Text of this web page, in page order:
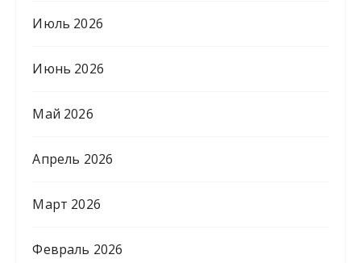
Июль 2026
Июнь 2026
Май 2026
Апрель 2026
Март 2026
Февраль 2026